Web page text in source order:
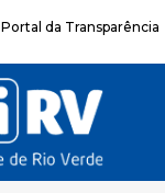
Portal da Transparência